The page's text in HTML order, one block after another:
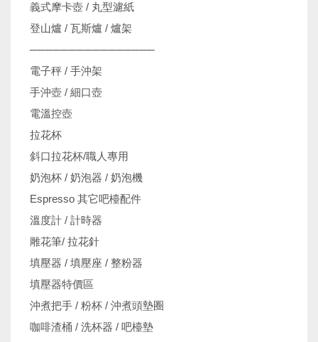
義式摩卡壺 / 丸型濾紙
登山爐 / 瓦斯爐 / 爐架
────────────────
電子秤 / 手沖架
手沖壺 / 細口壺
電溫控壺
拉花杯
斜口拉花杯/職人專用
奶泡杯 / 奶泡器 / 奶泡機
Espresso 其它吧檯配件
溫度計 / 計時器
雕花筆/ 拉花針
填壓器 / 填壓座 / 整粉器
填壓器特價區
沖煮把手 / 粉杯 / 沖煮頭墊圈
咖啡渣桶 / 洗杯器 / 吧檯墊